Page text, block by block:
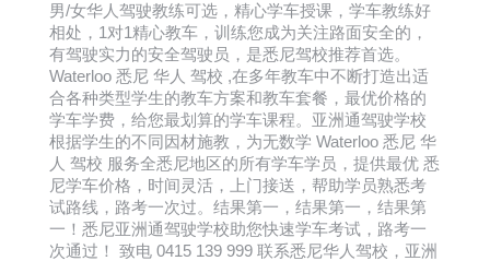
男/女华人驾驶教练可选，精心学车授课，学车教练好
相处，1对1精心教车，训练您成为关注路面安全的，
有驾驶实力的安全驾驶员，是悉尼驾校推荐首选。
Waterloo 悉尼 华人 驾校 ,在多年教车中不断打造出适
合各种类型学生的教车方案和教车套餐，最优价格的
学车学费，给您最划算的学车课程。亚洲通驾驶学校
根据学生的不同因材施教，为无数学 Waterloo 悉尼 华
人 驾校 服务全悉尼地区的所有学车学员，提供最优 悉
尼学车价格，时间灵活，上门接送，帮助学员熟悉考
试路线，路考一次过。结果第一，结果第一，结果第
一！悉尼亚洲通驾驶学校助您快速学车考试，路考一
次通过！ 致电 0415 139 999 联系悉尼华人驾校，亚洲